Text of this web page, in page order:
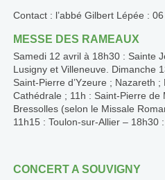
Contact : l’abbé Gilbert Lépée :
MESSE DES RAMEAUX
Samedi 12 avril à 18h30 : Sainte
Lusigny et Villeneuve. Dimanche
Saint-Pierre d’Yzeure ; Nazareth
Cathédrale ; 11h : Saint-Pierre de
Bressolles (selon le Missale
11h15 : Toulon-sur-Allier – 18h30
CONCERT A SOUVIGNY